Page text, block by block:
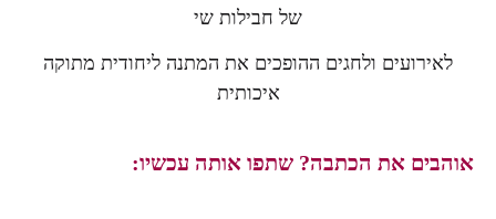
של חבילות שי
לאירועים ולחגים ההופכים את המתנה ליחודית מתוקה
איכותית
אוהבים את הכתבה? שתפו אותה עכשיו: